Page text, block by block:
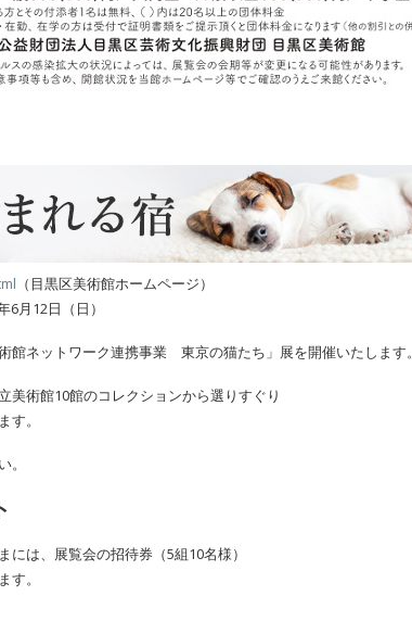
l （目黒区美術館ホームページ）
月12日（日）
館ネットワーク連携事業 東京の猫たち」展を開催いたします。
美術館10館のコレクションから選りすぐり
。
には、展覧会の招待券（5組10名様）
。